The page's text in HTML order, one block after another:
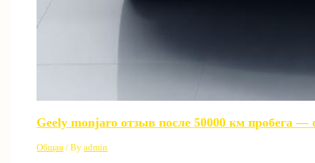
Geely monjaro отзыв после 50000 км пробега
Общая / Byadmin